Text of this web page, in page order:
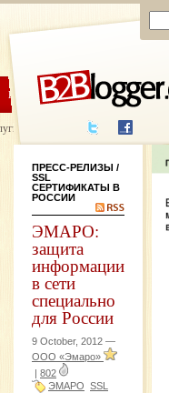
ЦЕНЫ ПОМОЩЬ
написания
ПРЕСС-РЕЛИЗЫ /
SSL
СЕРТИФИКАТЫ В
РОССИИ
ЭМАРО:
защита
информации
в сети
специально
для России
9 October, 2012 —
ООО «Эмаро»
| 802
ЭМАРО SSL